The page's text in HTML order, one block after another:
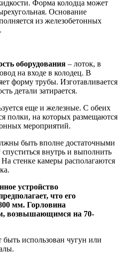
Форма колодца может
Основание
из железобетонных
оборудования – лоток, в
на входе в колодец. В
форму трубы. Изготавливается
детали затирается.
еще и железные. С обеих
полки, на которых размещаются
мероприятий.
быть вполне достаточными
внутрь и выполнить
стенке камеры располагаются
устройство
что его
мм. Горловина
возвышающимся на 70-
быть использован чугун или